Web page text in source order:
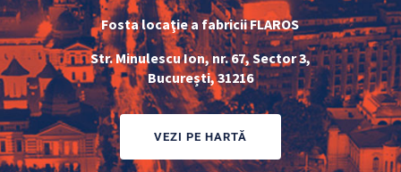
Fosta locaţie a fabricii FLAROS
Str. Minulescu Ion, nr. 67, Sector 3,
București, 31216
VEZI PE HARTĂ